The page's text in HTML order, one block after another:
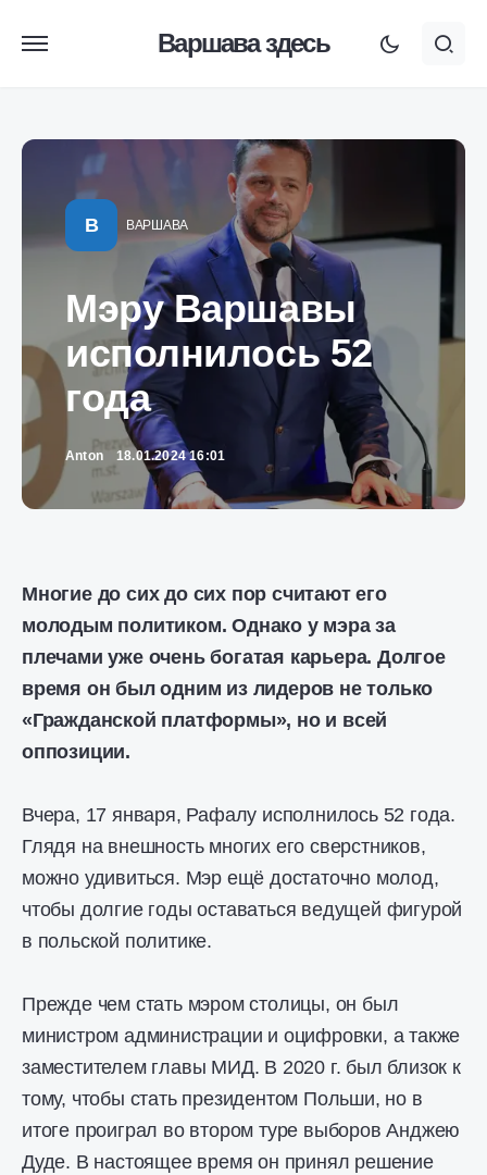
Варшава здесь
В ВАРШАВА
Мэру Варшавы
исполнилось 52
года
Anton 18.01.2024 16:01
Многие до сих до сих пор считают его
молодым политиком. Однако у мэра за
плечами уже очень богатая карьера. Долгое
время он был одним из лидеров не только
«Гражданской платформы», но и всей
оппозиции.
Вчера, 17 января, Рафалу исполнилось 52 года.
Глядя на внешность многих его сверстников,
можно удивиться. Мэр ещё достаточно молод,
чтобы долгие годы оставаться ведущей фигурой
в польской политике.
Прежде чем стать мэром столицы, он был
министром администрации и оцифровки, а также
заместителем главы МИД. В 2020 г. был близок к
тому, чтобы стать президентом Польши, но в
итоге проиграл во втором туре выборов Анджею
Дуде. В настоящее время он принял решение